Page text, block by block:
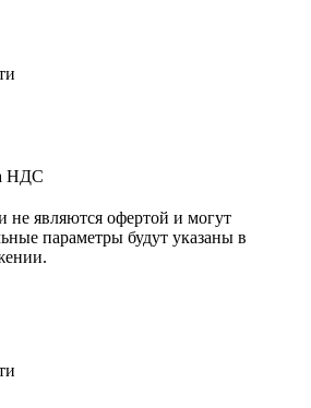
НДС
не являются офертой и могут
параметры будут указаны в